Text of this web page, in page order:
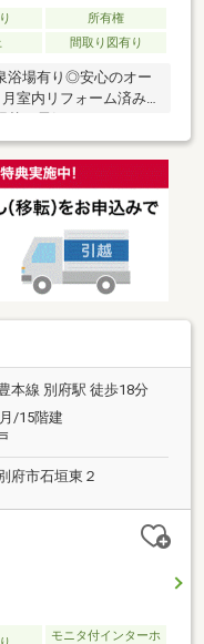
所有権
間取り図有り
浴場有り◎安心のオー
室内リフォーム済み
分、ローソンまで徒
本線 別府駅 徒歩18分
/15階建
府市石垣東２
モニタ付インターホ